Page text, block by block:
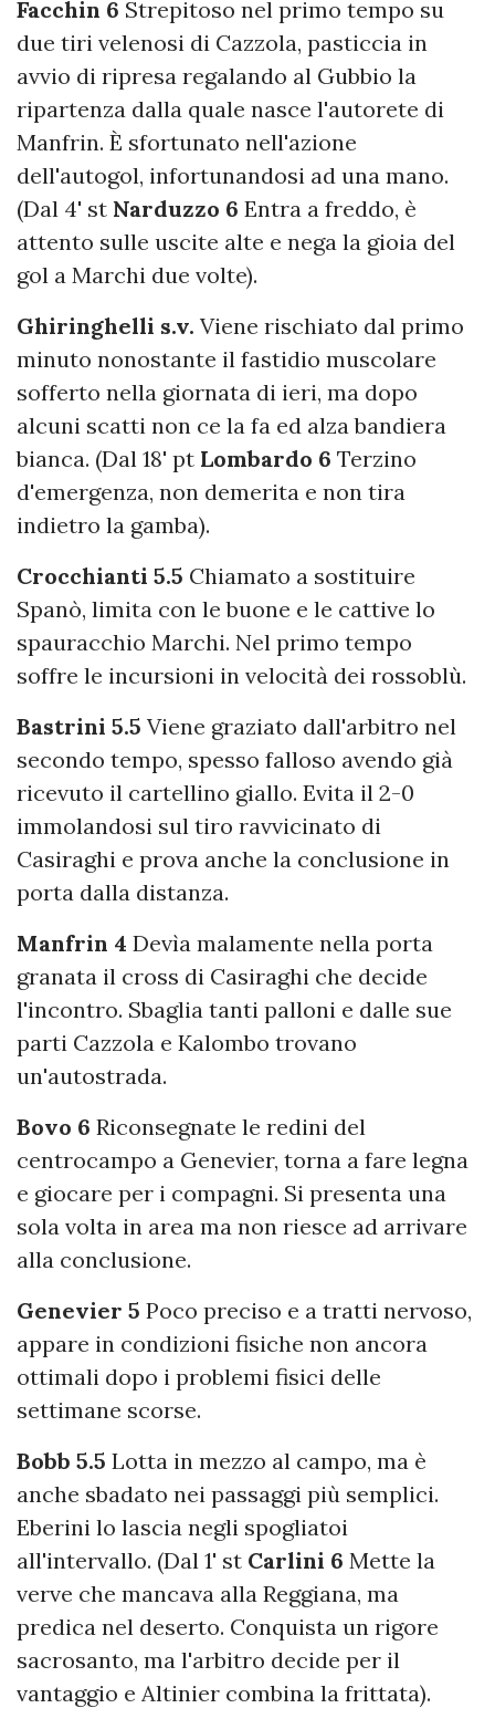
Facchin 6 Strepitoso nel primo tempo su
due tiri velenosi di Cazzola, pasticcia in
avvio di ripresa regalando al Gubbio la
ripartenza dalla quale nasce l'autorete di
Manfrin. È sfortunato nell'azione
dell'autogol, infortunandosi ad una mano.
(Dal 4' st Narduzzo 6 Entra a freddo, è
attento sulle uscite alte e nega la gioia del
gol a Marchi due volte).
Ghiringhelli s.v. Viene rischiato dal primo
minuto nonostante il fastidio muscolare
sofferto nella giornata di ieri, ma dopo
alcuni scatti non ce la fa ed alza bandiera
bianca. (Dal 18' pt Lombardo 6 Terzino
d'emergenza, non demerita e non tira
indietro la gamba).
Crocchianti 5.5 Chiamato a sostituire
Spanò, limita con le buone e le cattive lo
spauracchio Marchi. Nel primo tempo
soffre le incursioni in velocità dei rossoblù.
Bastrini 5.5 Viene graziato dall'arbitro nel
secondo tempo, spesso falloso avendo già
ricevuto il cartellino giallo. Evita il 2-0
immolandosi sul tiro ravvicinato di
Casiraghi e prova anche la conclusione in
porta dalla distanza.
Manfrin 4 Devìa malamente nella porta
granata il cross di Casiraghi che decide
l'incontro. Sbaglia tanti palloni e dalle sue
parti Cazzola e Kalombo trovano
un'autostrada.
Bovo 6 Riconsegnate le redini del
centrocampo a Genevier, torna a fare legna
e giocare per i compagni. Si presenta una
sola volta in area ma non riesce ad arrivare
alla conclusione.
Genevier 5 Poco preciso e a tratti nervoso,
appare in condizioni fisiche non ancora
ottimali dopo i problemi fisici delle
settimane scorse.
Bobb 5.5 Lotta in mezzo al campo, ma è
anche sbadato nei passaggi più semplici.
Eberini lo lascia negli spogliatoi
all'intervallo. (Dal 1' st Carlini 6 Mette la
verve che mancava alla Reggiana, ma
predica nel deserto. Conquista un rigore
sacrosanto, ma l'arbitro decide per il
vantaggio e Altinier combina la frittata).